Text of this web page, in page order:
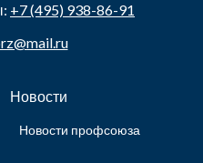
+7 (495) 938-86-91
Новости
Новости профсоюза